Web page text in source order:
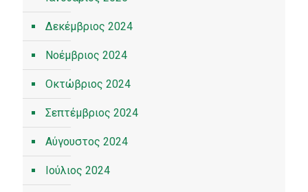
Δεκέμβριος 2024
Νοέμβριος 2024
Οκτώβριος 2024
Σεπτέμβριος 2024
Αύγουστος 2024
Ιούλιος 2024